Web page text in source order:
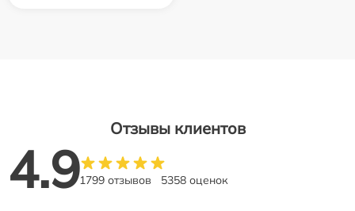
Отзывы клиентов
4.91799 отзывов 5358 оценок